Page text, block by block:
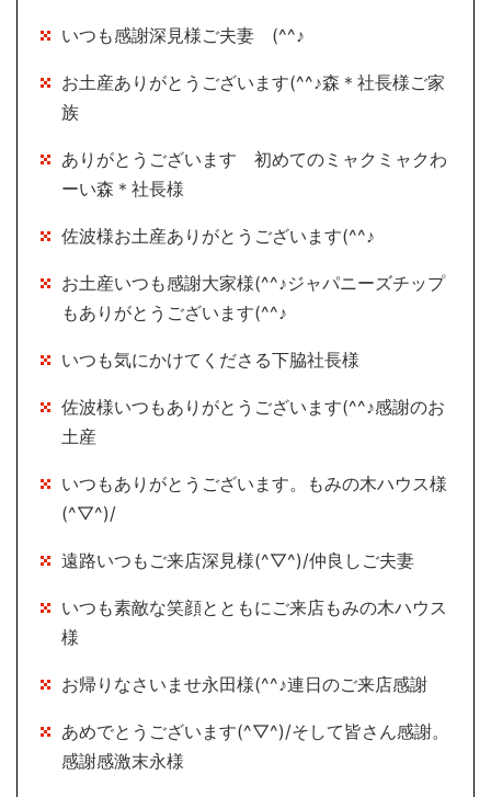
いつも感謝深見様ご夫妻 (^^♪
お土産ありがとうございます(^^♪森＊社長様ご家
族
ありがとうございます 初めてのミャクミャクわ
ーい森＊社長様
佐波様お土産ありがとうございます(^^♪
お土産いつも感謝大家様(^^♪ジャパニーズチップ
もありがとうございます(^^♪
いつも気にかけてくださる下脇社長様
佐波様いつもありがとうございます(^^♪感謝のお
土産
いつもありがとうございます。もみの木ハウス様
(^▽^)/
遠路いつもご来店深見様(^▽^)/仲良しご夫妻
いつも素敵な笑顔とともにご来店もみの木ハウス
様
お帰りなさいませ永田様(^^♪連日のご来店感謝
あめでとうございます(^▽^)/そして皆さん感謝。
感謝感激末永様